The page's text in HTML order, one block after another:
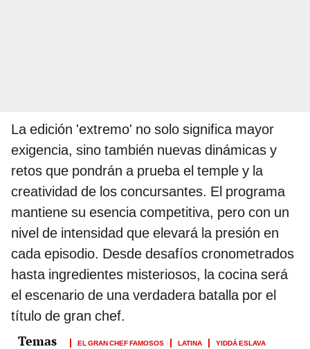
La edición 'extremo' no solo significa mayor
exigencia, sino también nuevas dinámicas y
retos que pondrán a prueba el temple y la
creatividad de los concursantes. El programa
mantiene su esencia competitiva, pero con un
nivel de intensidad que elevará la presión en
cada episodio. Desde desafíos cronometrados
hasta ingredientes misteriosos, la cocina será
el escenario de una verdadera batalla por el
título de gran chef.
EL GRAN CHEF FAMOSOS LATINA
YIDDÁ ESLAVA